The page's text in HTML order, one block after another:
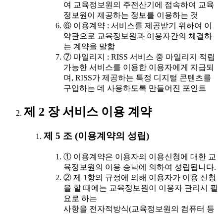
여 교육정보원의 주전산기에 접속하여 교육
정보원이 제공하는 정보를 이용하는 것
⑥ 이용계약 : 서비스를 제공받기 위하여 이
약관으로 교육정보원과 이용자간의 체결하
는 계약을 말함
⑦ 마일리지 : RISS 서비스 중 마일리지 적립
가능한 서비스를 이용한 이용자에게 지급되
며, RISS가 제공하는 특정 디지털 콘텐츠를
구입하는 데 사용하도록 만들어진 포인트
제 2 장 서비스 이용 계약
제 5 조 (이용계약의 성립)
① 이용계약은 이용자의 이용신청에 대한 교
육정보원의 이용 승낙에 의하여 성립됩니다.
② 제 1항의 규정에 의해 이용자가 이용 신청
을 할 때에는 교육정보원이 이용자 관리시 필
요로 하는
사항을 전자적방식(교육정보원의 컴퓨터 등